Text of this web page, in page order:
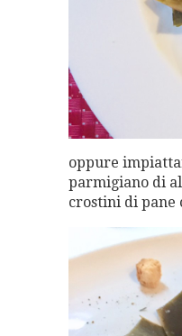
oppure
parmigiano di
crostini di pane